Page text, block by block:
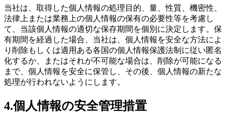
当社は、取得した個人情報の処理目的、量、性質、機密性、
法律上または業務上の個人情報の保有の必要性等を考慮し
て、当該個人情報の適切な保存期間を個別に決定します。保
有期間を経過した場合、当社は、個人情報を安全な方法によ
り削除もしくは適用ある各国の個人情報保護法制に従い匿名
化するか、またはそれが不可能な場合は、削除が可能になる
まで、個人情報を安全に保管し、その後、個人情報の新たな
処理が行われないようにします。
4.個人情報の安全管理措置